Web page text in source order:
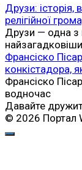
Друзи: історія,
релігійної
Друзи — одна з
Франсіско
конкістадора,
Франсіско
водночас
Давайте
© 2026 Портал